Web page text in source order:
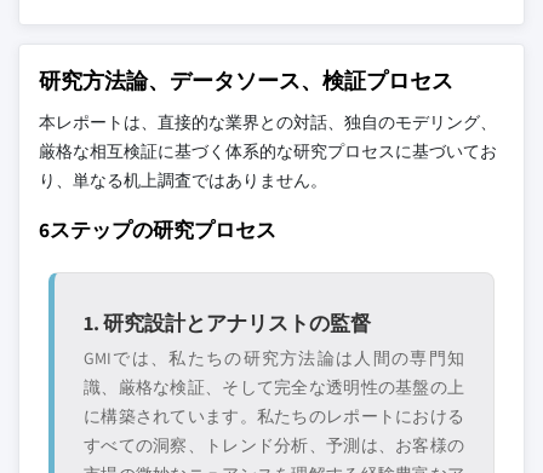
研究方法論、データソース、検証プロセス
本レポートは、直接的な業界との対話、独自のモデリング、
厳格な相互検証に基づく体系的な研究プロセスに基づいてお
り、単なる机上調査ではありません。
6ステップの研究プロセス
1. 研究設計とアナリストの監督
GMIでは、私たちの研究方法論は人間の専門知
識、厳格な検証、そして完全な透明性の基盤の上
に構築されています。私たちのレポートにおける
すべての洞察、トレンド分析、予測は、お客様の